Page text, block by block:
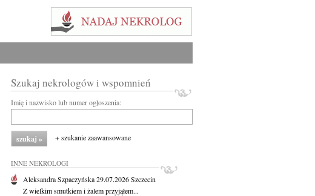
Szukaj nekrologów i wspomnień
Imię i nazwisko lub numer ogłoszenia:
+ szukanie zaawansowane
INNE NEKROLOGI
Aleksandra Szpaczyńska29.07.2026Szczecin
Z wielkim smutkiem i żalem przyjąłem...